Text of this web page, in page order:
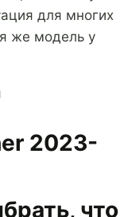
для многих
же модель у
2023-
что